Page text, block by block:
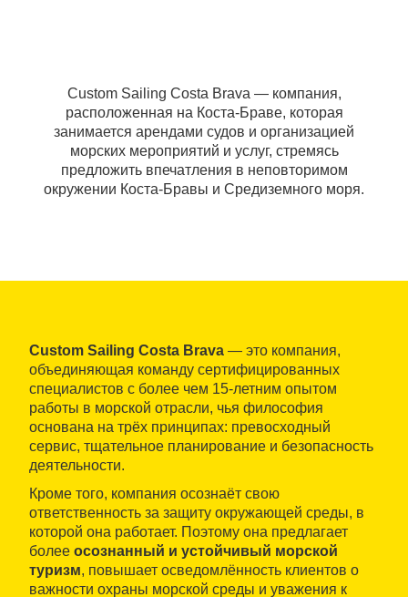
Custom Sailing Costa Brava — компания,
расположенная на Коста-Браве, которая
занимается арендами судов и организацией
морских мероприятий и услуг, стремясь
предложить впечатления в неповторимом
окружении Коста-Бравы и Средиземного моря.
Custom Sailing Costa Brava — это компания,
объединяющая команду сертифицированных
специалистов с более чем 15-летним опытом
работы в морской отрасли, чья философия
основана на трёх принципах: превосходный
сервис, тщательное планирование и безопасность
деятельности.
Кроме того, компания осознаёт свою
ответственность за защиту окружающей среды, в
которой она работает. Поэтому она предлагает
более осознанный и устойчивый морской
туризм, повышает осведомлённость клиентов о
важности охраны морской среды и уважения к